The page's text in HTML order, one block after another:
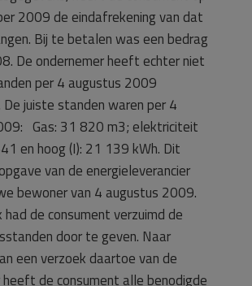
2009 de eindafrekening van dat
Bij te betalen was een bedrag
De ondernemer heeft echter niet
per 4 augustus 2009
juiste standen waren per 4
Gas: 31 820 m3; elektriciteit
en hoog (I): 21 139 kWh. Dit
van de energieleverancier
bewoner van 4 augustus 2009.
had de consument verzuimd de
door te geven. Naar
een verzoek daartoe van de
de consument alle benodigde